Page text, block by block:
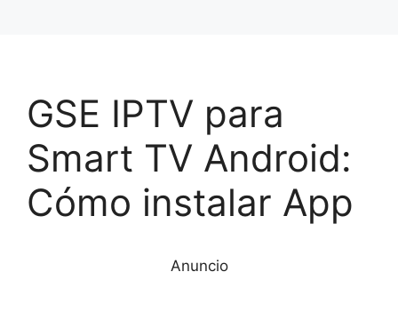
GSE IPTV para
Smart TV Android:
Cómo instalar App
Anuncio